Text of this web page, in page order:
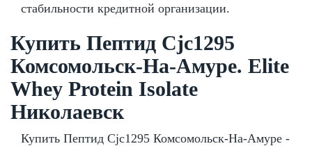
стабильности кредитной организации.
Купить Пептид Cjc1295
Комсомольск-На-Амуре. Elite
Whey Protein Isolate
Николаевск
Купить Пептид Cjc1295 Комсомольск-На-Амуре -